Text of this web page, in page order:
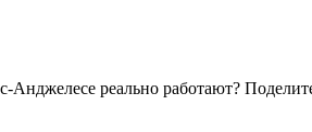
реально работают?